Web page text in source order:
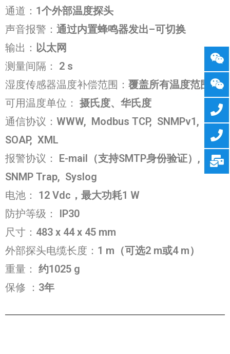
通道： 1个外部温度探头
声音报警： 通过内置蜂鸣器发出–可切换
输出： 以太网
测量间隔：
2 s
湿度传感器温度补偿范围： 覆盖所有温度范围
可用温度单位： 摄氏度、华氏度
通信协议： WWW, Modbus TCP, SNMPv1,
SOAP, XML
报警协议：
E-mail（支持SMTP身份验证）,
SNMP Trap, Syslog
电池：
12 Vdc，最大功耗1 W
防护等级：
IP30
尺寸： 483 x 44 x 45 mm
外部探头电缆长度： 1 m（可选2 m或4 m）
重量： 约1025 g
保修 ： 3年